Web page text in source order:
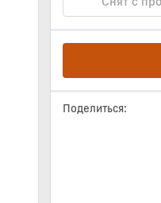
Поделиться: